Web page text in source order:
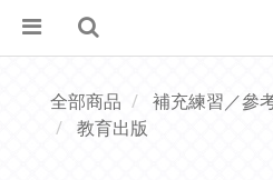
全部商品
補充練習／參
教育出版